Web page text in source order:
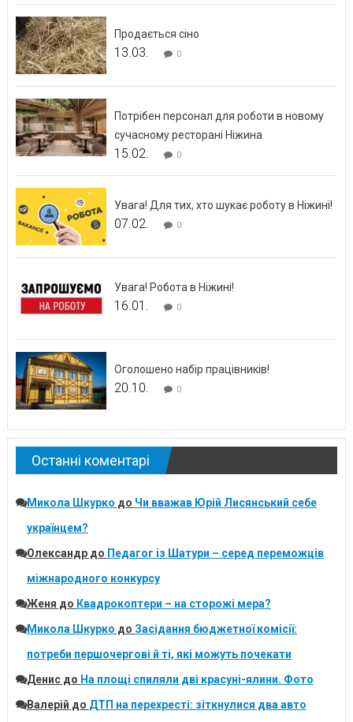
Продається сіно
13.03. 0
Потрібен персонал для роботи в новому
сучасному ресторані Ніжина
15.02. 0
Увага! Для тих, хто шукає роботу в Ніжині!
07.02. 0
Увага! Робота в Ніжині!
16.01. 0
Оголошено набір працівників!
20.10. 0
Останні коментарі
Микола Шкурко до Чи вважав Юрій Лисянський себе
українцем?
Олександрдо Педагог із Шатури – серед переможців
міжнародного конкурсу
Женя до Квадрокоптери – на сторожі мера?
Микола Шкурко до Засідання бюджетної комісії:
потреби першочергові й ті, які можуть почекати
Денисдо На площі спиляли дві красуні-ялини. Фото
Валерій до ДТП на перехресті: зіткнулися два авто